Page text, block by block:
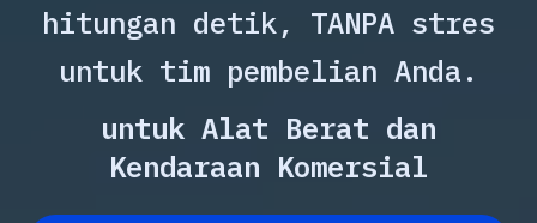
hitungan detik, TANPA stres
untuk tim pembelian Anda.
untuk Alat Berat dan
Kendaraan Komersial